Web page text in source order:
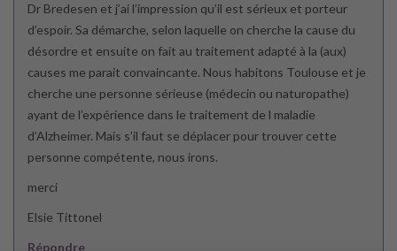
Dr Bredesen et j’ai l’impression qu’il est sérieux et porteur
d’espoir. Sa démarche, selon laquelle on cherche la cause du
désordre et ensuite on fait au traitement adapté à la (aux)
causes me parait convaincante. Nous habitons Toulouse et je
cherche une personne sérieuse (médecin ou naturopathe)
ayant de l’expérience dans le traitement de l maladie
d’Alzheimer. Mais s’il faut se déplacer pour trouver cette
personne compétente, nous irons.
merci
Elsie Tittonel
Répondre